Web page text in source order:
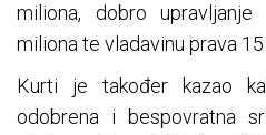
miliona, dobro
miliona te vladavinu prava
Kurti je također kazao
odobrena i bespovratna